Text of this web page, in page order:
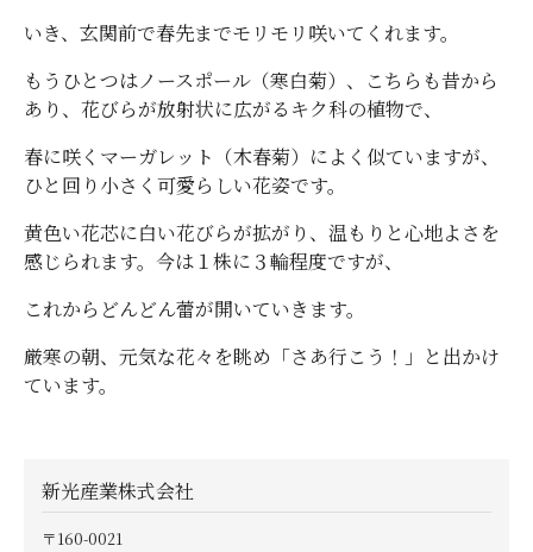
いき、玄関前で春先までモリモリ咲いてくれます。
もうひとつはノースポール（寒白菊）、こちらも昔から
あり、花びらが放射状に広がるキク科の植物で、
春に咲くマーガレット（木春菊）によく似ていますが、
ひと回り小さく可愛らしい花姿です。
黄色い花芯に白い花びらが拡がり、温もりと心地よさを
感じられます。今は１株に３輪程度ですが、
これからどんどん蕾が開いていきます。
厳寒の朝、元気な花々を眺め「さあ行こう！」と出かけ
ています。
新光産業株式会社
〒160-0021